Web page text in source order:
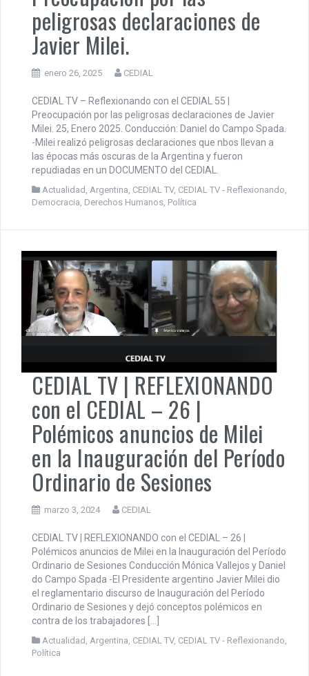
peligrosas declaraciones de
Javier Milei.
enero 26, 2025 CEDIAL
CEDIAL TV – Reflexionando con el CEDIAL 55 |
Preocupación por las peligrosas declaraciones de Javier
Milei. 25, Enero 2025. Conducción: Daniel do Campo Spada.
-Milei realizó peligrosas declaraciones que nbos llevan a
las épocas más oscuras de la Argentina y fueron
repudiadas en un DOCUMENTO del CEDIAL.
Actualidad , Argentina, CEDIAL TV, CEDIAL TV - Reflexionando,
Democracia, Derechos Humanos, Política
CEDIAL TV | REFLEXIONANDO
con el CEDIAL – 26 |
Polémicos anuncios de Milei
en la Inauguración del Período
Ordinario de Sesiones
marzo 3, 2024 CEDIAL
CEDIAL TV | REFLEXIONANDO con el CEDIAL – 26 |
Polémicos anuncios de Milei en la Inauguración del Período
Ordinario de Sesiones Conducción Mónica Vallejos y Daniel
do Campo Spada -El Presidente argentino Javier Milei dio
el reglamentario discurso de Inauguración del Período
Ordinario de Sesiones y dejó conceptos polémicos en
contra de los trabajadores […]
Actualidad , Argentina, CEDIAL TV, CEDIAL TV - Reflexionando,
Política